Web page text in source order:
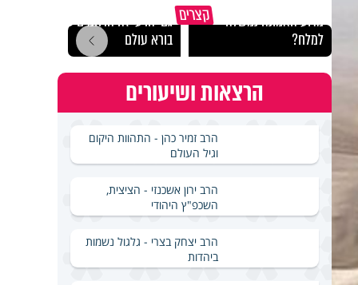
קצרים
מדוע האמונה נמשלה
למלח?
גם ׳הרע׳ זה הרחמים של
בורא עולם
הרצאות ושיעורים
הרב זמיר כהן - התהוות היקום
וגיל העולם
הרב ירון אשכנזי - הציצית,
השכפ"ץ היהודי
הרב יצחק בצרי - גלגול נשמות
ביהדות